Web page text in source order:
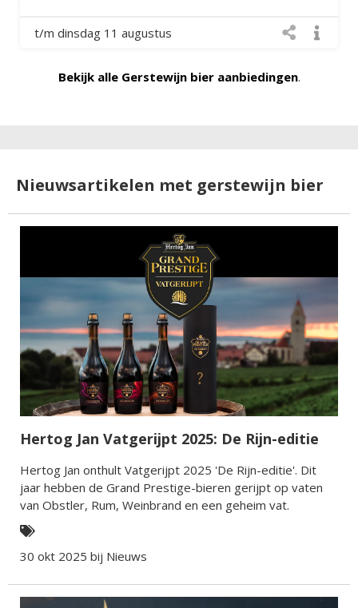
t/m dinsdag 11 augustus
Bekijk alle Gerstewijn bier aanbiedingen.
Nieuwsartikelen met gerstewijn bier
Hertog Jan Vatgerijpt 2025: De Rijn-editie
Hertog Jan onthult Vatgerijpt 2025 'De Rijn-editie'. Dit
jaar hebben de Grand Prestige-bieren gerijpt op vaten
van Obstler, Rum, Weinbrand en een geheim vat.
30 okt 2025 bij Nieuws